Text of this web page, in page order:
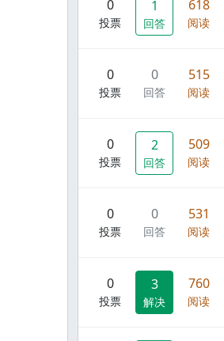
0
投票
1
回答
618
阅读
0
投票
0
回答
515
阅读
0
投票
2
回答
509
阅读
0
投票
0
回答
531
阅读
0
投票
3
解决
760
阅读